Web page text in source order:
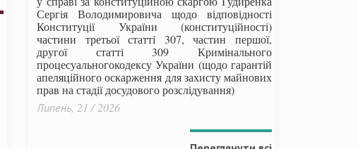
Сергія Володимировича щодо відповідності
Конституції України (конституційності)
частини третьої статті 307, частин першої,
другої статті 309 Кримінального
процесуальногокодексу України (щодо гарантій
апеляційного оскарження для захисту майнових
прав на стадії досудового розслідування)
Липень, 21 / 2026